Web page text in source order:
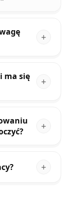
ma się